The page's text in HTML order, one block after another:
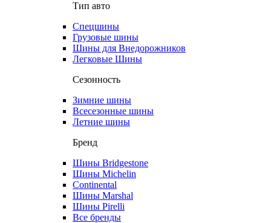
Тип авто
Спецшины
Грузовые шины
Шины для Внедорожников
Легковые Шины
Сезонность
Зимние шины
Всесезонные шины
Летние шины
Бренд
Шины Bridgestone
Шины Michelin
Continental
Шины Marshal
Шины Pirelli
Все бренды